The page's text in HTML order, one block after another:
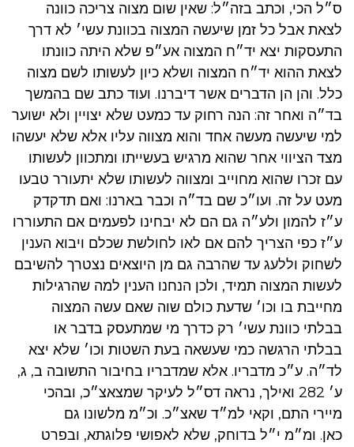
ס״ל הכי, וכתב בזה״ל: שאין שום מצוה צריכה כוונה
לצאת אבל כל זמן שיעשה המצוה בכוונת עשי׳ לא דרך
התעסקות יצא יד״ח המצוה אע״פ שלא היתה כוונתו
לצאת ההוא יד״ח המצוה ושלא כיון לעשותו לשם מצוה
כלל. והן הן הדברים אשר דיברנו. ועוד כתב שם בהמשך
בד״ה ואחר זה: הנה רחוק עד כמעט שלא יצויין ולא ישוער
למי שיעשה מעשה אחד והוא מצווה עליו אלא שלא יעשהו
מצד הציווי אחר שהוא מרגיש בעשייתו ומתכוון לעשותו
עם זכרו שהוא מחוייב ומצווה לעשותו שלא יתעורר טבעו
מעט על זה. ועו״כ שם בד״ה וכבר בארנו: ואם תדקדק
ע״ז להמון ולע״ה גם הם לא יבחינו לפעמים אם התעוררו
ע״ז כפי הצריך להם אם לאו לחולשת שכלם ויבוא הענין
לשחוק וללעג עד שהרבה גם מן היוצאים נצטרך להשיבם
לעשות המצוה תמיד, ולכן הנחנו הענין למה שהרגילות
מחייבת בו וכו׳ שדעת כולם שוה שאם עשה המצוה
בבלתי כוונת עשי׳ רק כדרך מי שמתעסק בדבר או
בבלתי הרגשה כמי שעשאה בעת השטות וכו׳ שלא יצא
לד״ה. ע״כ מדבריו. אלא שמדבריו בחיבור התשובה ב, ג,
ע׳ 282 ואילך, נראה דס״ל לעיקר שמצאצ״כ, ובהכי
מיירי התם, וקאי למ״ד שאצ״כ. וכ״מ מלשונו גם
כאן. ומ״מ י״ל בדוחק, שלא לאפושי פלוגתא, ובפרט